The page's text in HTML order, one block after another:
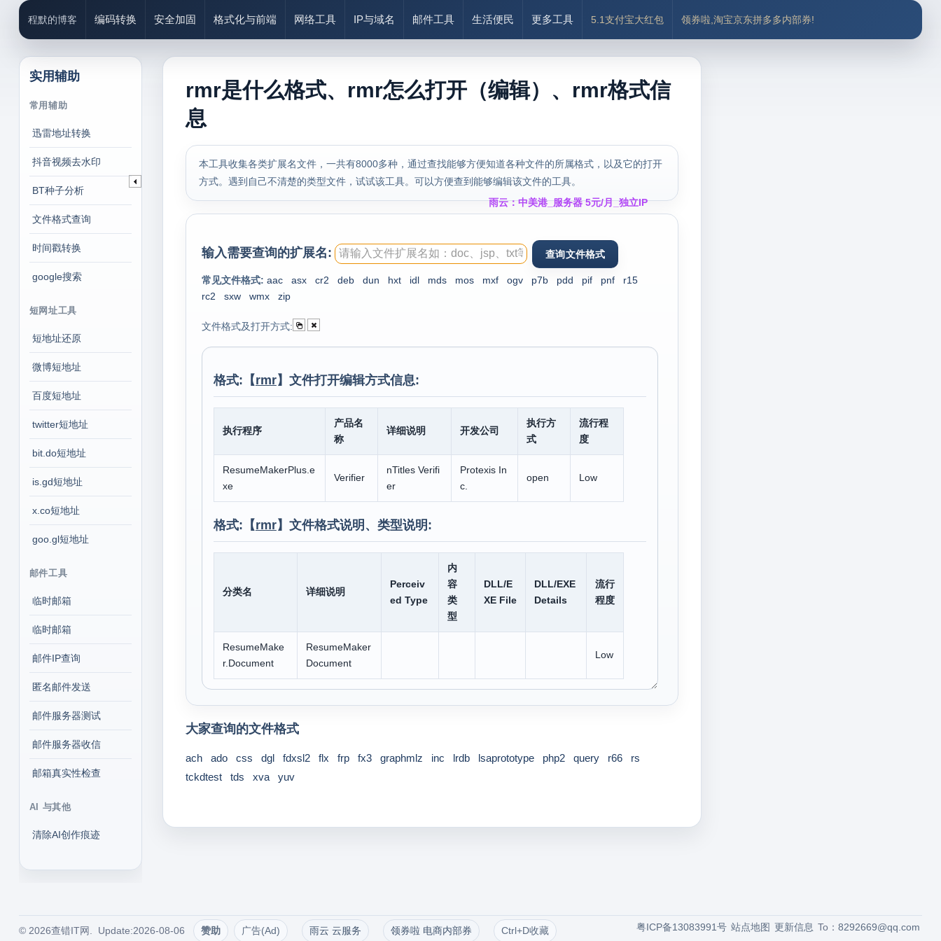
程默的博客 编码转换 安全加固 格式化与前端 网络工具 IP与域名 邮件工具 生活便民 更多工具 5.1支付宝大红包 领券啦,淘宝京东拼多多内部券!
实用辅助
常用辅助
迅雷地址转换
抖音视频去水印
BT种子分析
文件格式查询
时间戳转换
google搜索
短网址工具
短地址还原
微博短地址
百度短地址
twitter短地址
bit.do短地址
is.gd短地址
x.co短地址
goo.gl短地址
邮件工具
临时邮箱
临时邮箱
邮件IP查询
匿名邮件发送
邮件服务器测试
邮件服务器收信
邮箱真实性检查
AI 与其他
清除AI创作痕迹
rmr是什么格式、rmr怎么打开（编辑）、rmr格式信
息
本工具收集各类扩展名文件，一共有8000多种，通过查找能够方便知道各种文件的所属格式，以及它的打开
方式。遇到自己不清楚的类型文件，试试该工具。可以方便查到能够编辑该文件的工具。
雨云：中美港_服务器 5元/月_独立IP
输入需要查询的扩展名:
常见文件格式: aac asx cr2 deb dun hxt idl mds mos mxf ogv p7b pdd pif pnf
r15
rc2
sxw wmx zip
文件格式及打开方式:
格式:【rmr】文件打开编辑方式信息:
执行程序
产品名
称
详细说明 开发公司
执行方
式
流行程
度
ResumeMakerPlus.e
xe
Verifier
nTitles Verifi
er
Protexis In
c.
open Low
格式:【rmr】文件格式说明、类型说明:
分类名 详细说明
Perceiv
ed Type
内
容
类
型
DLL/E
XE File
DLL/EXE
Details
流行
程度
ResumeMake
r.Document
ResumeMaker
Document
Low
大家查询的文件格式
ach ado css dgl fdxsl2 flx frp fx3 graphmlz inc lrdb lsaprototype php2 query r66
rs
tckdtest
tds xva yuv
© 2026查错IT网. Update:2026-08-06 赞助 广告(Ad) 雨云 云服务 领券啦 电商内部券 Ctrl+D收藏 To：8292669@qq.com
更新信息
站点地图
粤ICP备13083991号